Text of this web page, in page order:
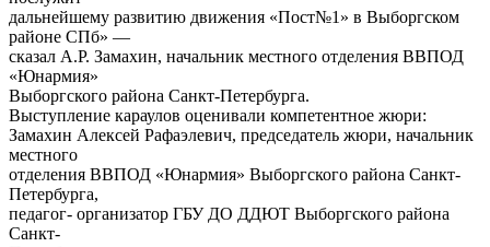
дальнейшему развитию движения «Пост№1» в Выборгском
районе СПб» —
сказал А.Р. Замахин, начальник местного отделения ВВПОД
«Юнармия»
Выборгского района Санкт-Петербурга.
Выступление караулов оценивали компетентное жюри:
Замахин Алексей Рафаэлевич, председатель жюри, начальник
местного
отделения ВВПОД «Юнармия» Выборгского района Санкт-
Петербурга,
педагог- организатор ГБУ ДО ДДЮТ Выборгского района
Санкт-